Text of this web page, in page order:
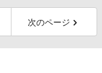
次のページ